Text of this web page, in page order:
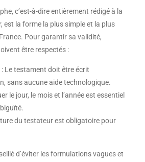
c’est-à-dire entièrement rédigé à la
est la forme la plus simple et la plus
Pour garantir sa validité,
être respectés :
: Le testament doit être écrit
sans aucune aide technologique.
le jour, le mois et l’année est essentiel
du testateur est obligatoire pour
d’éviter les formulations vagues et